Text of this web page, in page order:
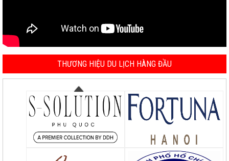
THƯƠNG HIỆU DU LỊCH HÀNG ĐẦU